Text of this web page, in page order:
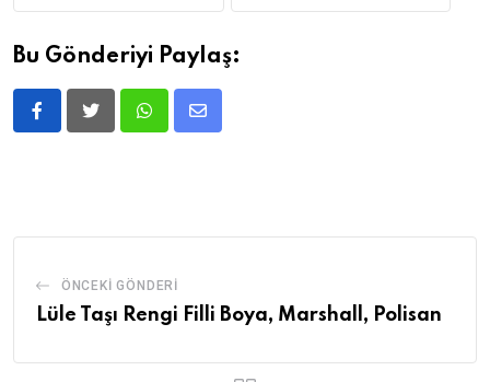
Bu Gönderiyi Paylaş:
ÖNCEKI GÖNDERI
Lüle Taşı Rengi Filli Boya, Marshall, Polisan